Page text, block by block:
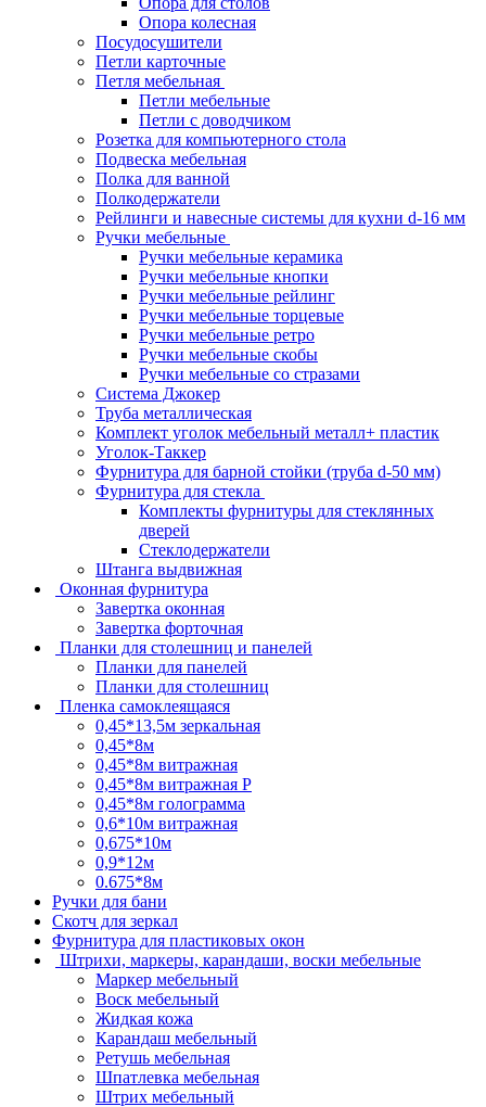
Опора колесная
Посудосушители
Петли карточные
Петля мебельная
Петли мебельные
Петли с доводчиком
Розетка для компьютерного стола
Подвеска мебельная
Полка для ванной
Полкодержатели
Рейлинги и навесные системы для кухни d-16 мм
Ручки мебельные
Ручки мебельные керамика
Ручки мебельные кнопки
Ручки мебельные рейлинг
Ручки мебельные торцевые
Ручки мебельные ретро
Ручки мебельные скобы
Ручки мебельные со стразами
Система Джокер
Труба металлическая
Комплект уголок мебельный металл+ пластик
Уголок-Таккер
Фурнитура для барной стойки (труба d-50 мм)
Фурнитура для стекла
Комплекты фурнитуры для стеклянных
дверей
Стеклодержатели
Штанга выдвижная
Оконная фурнитура
Завертка оконная
Завертка форточная
Планки для столешниц и панелей
Планки для панелей
Планки для столешниц
Пленка самоклеящаяся
0,45*13,5м зеркальная
0,45*8м
0,45*8м витражная
0,45*8м витражная Р
0,45*8м голограмма
0,6*10м витражная
0,675*10м
0,9*12м
0.675*8м
Ручки для бани
Скотч для зеркал
Фурнитура для пластиковых окон
Штрихи, маркеры, карандаши, воски мебельные
Маркер мебельный
Воск мебельный
Жидкая кожа
Карандаш мебельный
Ретушь мебельная
Шпатлевка мебельная
Штрих мебельный